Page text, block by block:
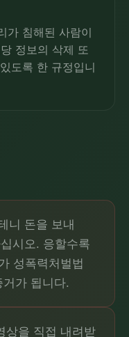
가 침해된 사람이
정보의 삭제 또
도록 한 규정입니
니 돈을 보내
시오. 응할수록
성폭력처벌법
가 됩니다.
상을 직접 내려받